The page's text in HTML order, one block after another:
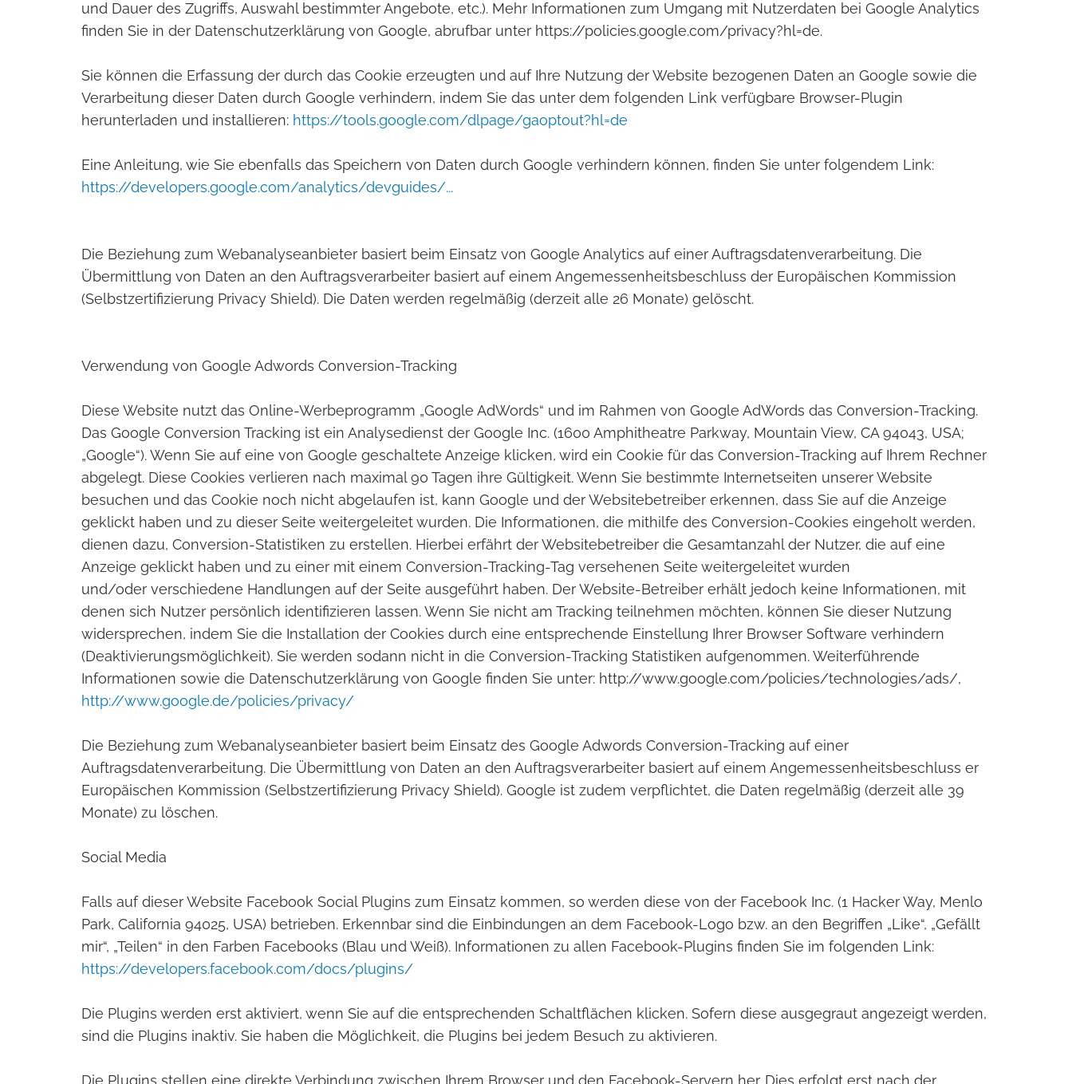
und Dauer des Zugriffs, Auswahl bestimmter Angebote, etc.). Mehr Informationen zum Umgang mit Nutzerdaten bei Google Analytics
finden Sie in der Datenschutzerklärung von Google, abrufbar unter https://policies.google.com/privacy?hl=de.
Sie können die Erfassung der durch das Cookie erzeugten und auf Ihre Nutzung der Website bezogenen Daten an Google sowie die
Verarbeitung dieser Daten durch Google verhindern, indem Sie das unter dem folgenden Link verfügbare Browser-Plugin
herunterladen und installieren: https://tools.google.com/dlpage/gaoptout?hl=de
Eine Anleitung, wie Sie ebenfalls das Speichern von Daten durch Google verhindern können, finden Sie unter folgendem Link:
https://developers.google.com/analytics/devguides/...
Die Beziehung zum Webanalyseanbieter basiert beim Einsatz von Google Analytics auf einer Auftragsdatenverarbeitung. Die
Übermittlung von Daten an den Auftragsverarbeiter basiert auf einem Angemessenheitsbeschluss der Europäischen Kommission
(Selbstzertifizierung Privacy Shield). Die Daten werden regelmäßig (derzeit alle 26 Monate) gelöscht.
Verwendung von Google Adwords Conversion-Tracking
Diese Website nutzt das Online-Werbeprogramm „Google AdWords“ und im Rahmen von Google AdWords das Conversion-Tracking.
Das Google Conversion Tracking ist ein Analysedienst der Google Inc. (1600 Amphitheatre Parkway, Mountain View, CA 94043, USA;
„Google“). Wenn Sie auf eine von Google geschaltete Anzeige klicken, wird ein Cookie für das Conversion-Tracking auf Ihrem Rechner
abgelegt. Diese Cookies verlieren nach maximal 90 Tagen ihre Gültigkeit. Wenn Sie bestimmte Internetseiten unserer Website
besuchen und das Cookie noch nicht abgelaufen ist, kann Google und der Websitebetreiber erkennen, dass Sie auf die Anzeige
geklickt haben und zu dieser Seite weitergeleitet wurden. Die Informationen, die mithilfe des Conversion-Cookies eingeholt werden,
dienen dazu, Conversion-Statistiken zu erstellen. Hierbei erfährt der Websitebetreiber die Gesamtanzahl der Nutzer, die auf eine
Anzeige geklickt haben und zu einer mit einem Conversion-Tracking-Tag versehenen Seite weitergeleitet wurden
und/oder verschiedene Handlungen auf der Seite ausgeführt haben. Der Website-Betreiber erhält jedoch keine Informationen, mit
denen sich Nutzer persönlich identifizieren lassen. Wenn Sie nicht am Tracking teilnehmen möchten, können Sie dieser Nutzung
widersprechen, indem Sie die Installation der Cookies durch eine entsprechende Einstellung Ihrer Browser Software verhindern
(Deaktivierungsmöglichkeit). Sie werden sodann nicht in die Conversion-Tracking Statistiken aufgenommen. Weiterführende
Informationen sowie die Datenschutzerklärung von Google finden Sie unter: http://www.google.com/policies/technologies/ads/,
http://www.google.de/policies/privacy/
Die Beziehung zum Webanalyseanbieter basiert beim Einsatz des Google Adwords Conversion-Tracking auf einer
Auftragsdatenverarbeitung. Die Übermittlung von Daten an den Auftragsverarbeiter basiert auf einem Angemessenheitsbeschluss er
Europäischen Kommission (Selbstzertifizierung Privacy Shield). Google ist zudem verpflichtet, die Daten regelmäßig (derzeit alle 39
Monate) zu löschen.
Social Media
Falls auf dieser Website Facebook Social Plugins zum Einsatz kommen, so werden diese von der Facebook Inc. (1 Hacker Way, Menlo
Park, California 94025, USA) betrieben. Erkennbar sind die Einbindungen an dem Facebook-Logo bzw. an den Begriffen „Like“, „Gefällt
mir“, „Teilen“ in den Farben Facebooks (Blau und Weiß). Informationen zu allen Facebook-Plugins finden Sie im folgenden Link:
https://developers.facebook.com/docs/plugins/
Die Plugins werden erst aktiviert, wenn Sie auf die entsprechenden Schaltflächen klicken. Sofern diese ausgegraut angezeigt werden,
sind die Plugins inaktiv. Sie haben die Möglichkeit, die Plugins bei jedem Besuch zu aktivieren.
Die Plugins stellen eine direkte Verbindung zwischen Ihrem Browser und den Facebook-Servern her. Dies erfolgt erst nach der